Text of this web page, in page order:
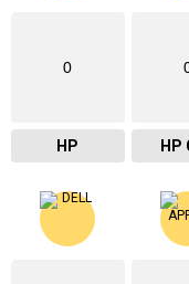
0
HP HP